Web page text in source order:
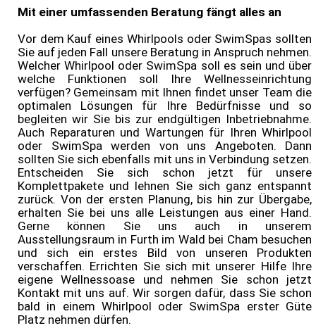
Mit einer umfassenden Beratung fängt alles an
Vor dem Kauf eines Whirlpools oder SwimSpas sollten
Sie auf jeden Fall unsere Beratung in Anspruch nehmen.
Welcher Whirlpool oder SwimSpa soll es sein und über
welche Funktionen soll Ihre Wellnesseinrichtung
verfügen? Gemeinsam mit Ihnen findet unser Team die
optimalen Lösungen für Ihre Bedürfnisse und so
begleiten wir Sie bis zur endgültigen Inbetriebnahme.
Auch Reparaturen und Wartungen für Ihren Whirlpool
oder SwimSpa werden von uns Angeboten. Dann
sollten Sie sich ebenfalls mit uns in Verbindung setzen.
Entscheiden Sie sich schon jetzt für unsere
Komplettpakete und lehnen Sie sich ganz entspannt
zurück. Von der ersten Planung, bis hin zur Übergabe,
erhalten Sie bei uns alle Leistungen aus einer Hand.
Gerne können Sie uns auch in unserem
Ausstellungsraum in Furth im Wald bei Cham besuchen
und sich ein erstes Bild von unseren Produkten
verschaffen. Errichten Sie sich mit unserer Hilfe Ihre
eigene Wellnessoase und nehmen Sie schon jetzt
Kontakt mit uns auf. Wir sorgen dafür, dass Sie schon
bald in einem Whirlpool oder SwimSpa erster Güte
Platz nehmen dürfen.